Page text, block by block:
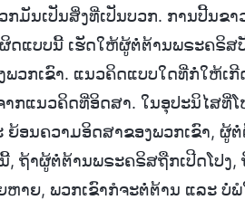
ມັນເປັນສິ່ງທີ່ເປັນບວກ. ການປີ້ນຂ
ແບບນີ້ ເຮັດໃຫ້ຜູ້ຕໍ່ຕ້ານພຣະຄຣິສ
ວກເຂົາ. ແນວຄິດແບບໃດທີ່ກໍ່ໃຫ້ເ
ກແນວຄິດທີ່ອິດສາ. ໃນອຸປະນິໄສທີ່
ຍ້ອນຄວາມອິດສາຂອງພວກເຂົາ, ຜູ້
ຖ້າຜູ້ຕໍ່ຕ້ານພຣະຄຣິສຖືກເປີດໂປງ,
ຫາຍ, ພວກເຂົາກໍຈະຕໍ່ຕ້ານ ແລະ ບໍ່